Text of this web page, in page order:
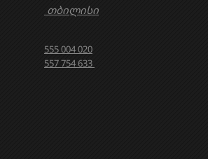
თბილისი
555 004 020
557 754 633